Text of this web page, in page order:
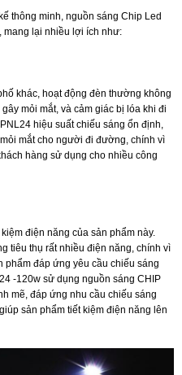
thông minh, nguồn sáng Chip Led
mang lại nhiều lợi ích như:
khác, hoạt động đèn thường không
mỏi mắt, và cảm giác bị lóa khi đi
hiệu suất chiếu sáng ổn định,
mắt cho người đi đường, chính vì
hàng sử dụng cho nhiều công
điện năng của sản phẩm này.
tiêu thụ rất nhiều điện năng, chính vì
phẩm đáp ứng yêu cầu chiếu sáng
-120w sử dụng nguồn sáng CHIP
mẽ, đáp ứng nhu cầu chiếu sáng
sản phẩm tiết kiệm điện năng lên